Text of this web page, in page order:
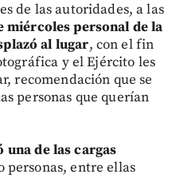
de las autoridades, a las
miércoles personal de la
al lugar, con el fin
y el Ejército les
recomendación que se
personas que querían
una de las cargas
personas, entre ellas